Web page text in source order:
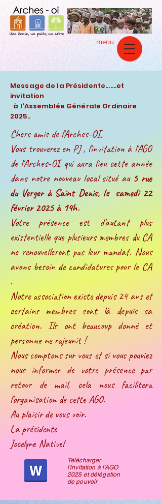
menu
Message de la Présidente.......et
invitation
à l'Assemblée Générale Ordinaire
2025..
Chers amis de l'Arches-OI,
Vous trouverez en PJ , l'invitation à l'AGO
de l'Arches-OI qui aura lieu cette année
dans notre nouveau local situé au 5 rue
du Verger à Saint Denis, le samedi 22
février 2025 à 14h.
Votre présence est d'autant plus
existentielle que plusieurs membres du CA
ne renouvelleront pas leur mandat. Nous
avons besoin de candidatures pour le CA
.
Notre association existe depuis 24 ans et
certains membres sont là depuis sa
création. Ils ont beaucoup donné et
personne ne rajeunit !
Nous comptons sur vous et si vous pouviez
nous informer de votre présence par
retour de mail, cela nous facilitera
l'organisation de cette AGO.
Au plaisir de vous voir.
La présidente
Jocelyne Nativel
Télécharger
l'invitation à l'AGO
2025 et délégation
de pouvoir